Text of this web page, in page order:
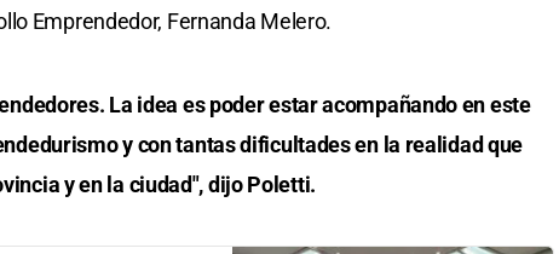
Emprendedor, Fernanda Melero.
La idea es poder estar acompañando en este
y con tantas dificultades en la realidad que
y en la ciudad", dijo Poletti.